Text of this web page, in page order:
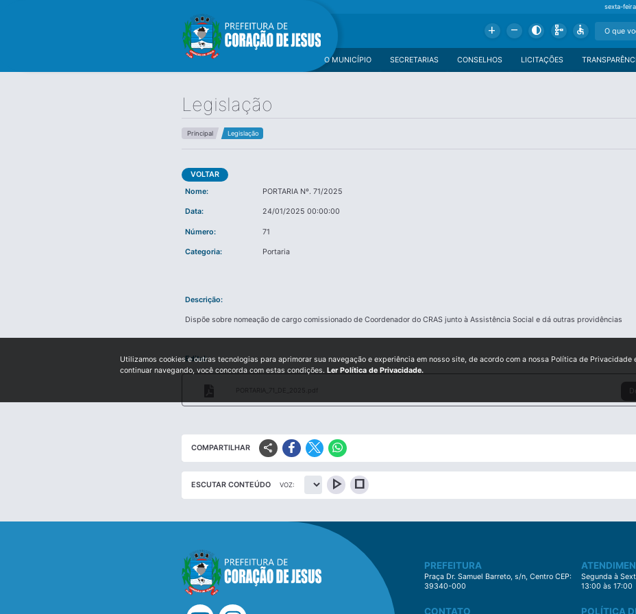
sexta-
Add Remove Contrast Schema Accessible
LICITAÇÕES
CONSELHOS
SECRETARIAS
O MUNICÍPIO
Legislação
Principal Legislação
VOLTAR
Nome:
PORTARIA Nº. 71/2025
Data: 24/01/2025 00:00:00
Número: 71
Categoria: Portaria
Descrição:
Dispõe sobre nomeação de cargo comissionado de Coordenador do CRAS junto à Assistência Social e dá outras providências
Edital:
PORTARIA_71_DE_2025.pdf
COMPARTILHAR share
ESCUTAR CONTEÚDO VOZ: play_arrow stop
PREFEITURA
Praça Dr. Samuel Barreto, s/n, Centro CEP:
39340-000
Segunda à
13:00 às 17:00
CONTATO POLÍTICA
Utilizamos cookies e outras tecnologias para aprimorar sua navegação e experiência em nosso site, de acordo com a nossa Política de Privacidade
continuar navegando, você concorda com estas condições. Ler Política de Privacidade.